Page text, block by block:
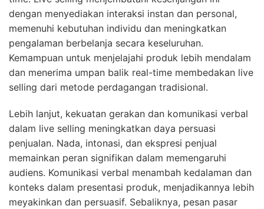
dengan menyediakan interaksi instan dan personal,
memenuhi kebutuhan individu dan meningkatkan
pengalaman berbelanja secara keseluruhan.
Kemampuan untuk menjelajahi produk lebih mendalam
dan menerima umpan balik real-time membedakan live
selling dari metode perdagangan tradisional.
Lebih lanjut, kekuatan gerakan dan komunikasi verbal
dalam live selling meningkatkan daya persuasi
penjualan. Nada, intonasi, dan ekspresi penjual
memainkan peran signifikan dalam memengaruhi
audiens. Komunikasi verbal menambah kedalaman dan
konteks dalam presentasi produk, menjadikannya lebih
meyakinkan dan persuasif. Sebaliknya, pesan pasar